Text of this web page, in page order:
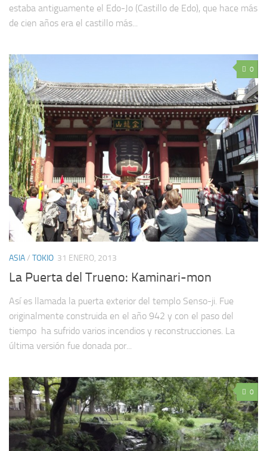
estaba antiguamente el Edo-Jo (Castillo de Edo), que hace más
de cien años era el castillo más...
0
ASIA/ TOKIO 31 ENERO, 2013
La Puerta del Trueno: Kaminari-mon
Así es llamada la puerta exterior del templo Senso-ji. Fue
originalmente construida en el año 942 y con el paso del
tiempo ha sufrido varios incendios y reconstrucciones. La
última versión fue donada por...
0